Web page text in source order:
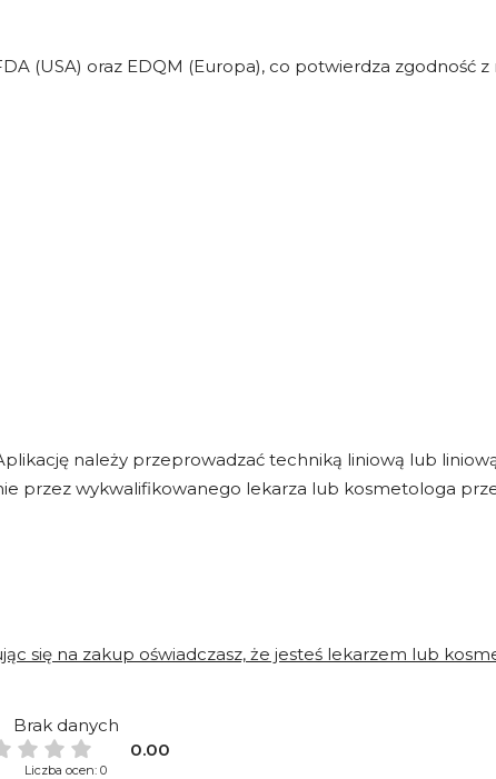
(USA) oraz EDQM (Europa), co potwierdza zgodność
należy przeprowadzać techniką liniową lub
przez wykwalifikowanego lekarza lub kosmetologa
się na zakup oświadczasz, że jesteś lekarzem lub
Brak danych
0.00
Liczba ocen: 0